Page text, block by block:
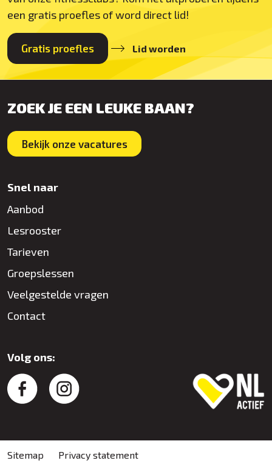
een gratis proefles of word direct lid!
Gratis proefles Lid worden
ZOEK JE EEN LEUKE BAAN?
Bekijk onze vacatures
Snel naar
Aanbod
Lesrooster
Tarieven
Groepslessen
Veelgestelde vragen
Contact
Volg ons:
Sitemap
Privacy statement